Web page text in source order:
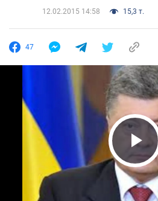
12.02.2015 14:58
15,3 т.
47